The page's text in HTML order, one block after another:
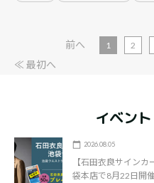
≪ 最初へ
前へ 1 2
イベン
2026.08.05
【石田衣良サイン
袋本店で8月22日開